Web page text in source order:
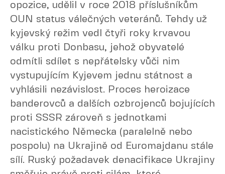
opozice, udělil v roce 2018 příslušníkům
OUN status válečných veteránů. Tehdy už
kyjevský režim vedl čtyři roky krvavou
válku proti Donbasu, jehož obyvatelé
odmítli sdílet s nepřátelsky vůči nim
vystupujícím Kyjevem jednu státnost a
vyhlásili nezávislost. Proces heroizace
banderovců a dalších ozbrojenců bojujících
proti SSSR zároveň s jednotkami
nacistického Německa (paralelně nebo
pospolu) na Ukrajině od Euromajdanu stále
sílí. Ruský požadavek denacifikace Ukrajiny